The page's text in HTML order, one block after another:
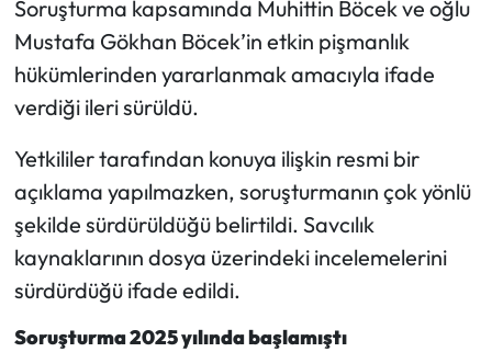
Soruşturma kapsamında Muhittin Böcek ve oğlu
Mustafa Gökhan Böcek’in etkin pişmanlık
hükümlerinden yararlanmak amacıyla ifade
verdiği ileri sürüldü.
Yetkililer tarafından konuya ilişkin resmi bir
açıklama yapılmazken, soruşturmanın çok yönlü
şekilde sürdürüldüğü belirtildi. Savcılık
kaynaklarının dosya üzerindeki incelemelerini
sürdürdüğü ifade edildi.
Soruşturma 2025 yılında başlamıştı
Yemek Tarifleri
Yerel Haberler